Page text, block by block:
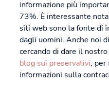
informazione più
73%. È interessante
siti web sono la fonte di
dagli uomini. Anche noi
cercando di dare il
blog sui preservativi, per
informazioni sulla